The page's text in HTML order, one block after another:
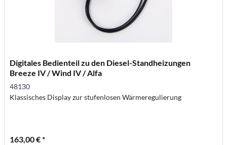
Digitales Bedienteil zu den Diesel-Standheizungen
Breeze IV / Wind IV / Alfa
48130
Klassisches Display zur stufenlosen Wärmeregulierung
163,00 € *